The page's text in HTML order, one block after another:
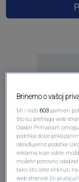
Brinemo o vašoj
Mi i naši603 partneri
što su pretraga web
Odabir Prihvatam
podrška dolje
obrađujemo podatke
reklama koje vidite
možete ponovno
tako što ćete kliknuti na
web stranice [ili